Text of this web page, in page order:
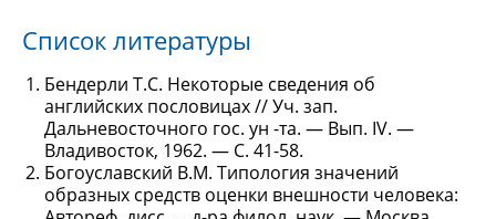
Список литературы
Бендерли Т.С. Некоторые сведения об
английских пословицах // Уч. зап.
Дальневосточного гос. ун -та. — Вып. IV. —
Владивосток, 1962. — С. 41-58.
Богоуславский В.М. Типология значений
образных средств оценки внешности человека: